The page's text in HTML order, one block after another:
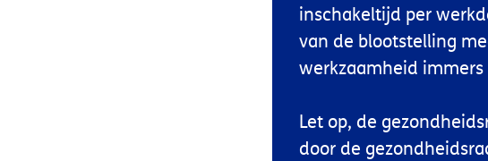
inschakeltijd per
van de blootstelling
werkzaamheid immers
Let op, de
door de